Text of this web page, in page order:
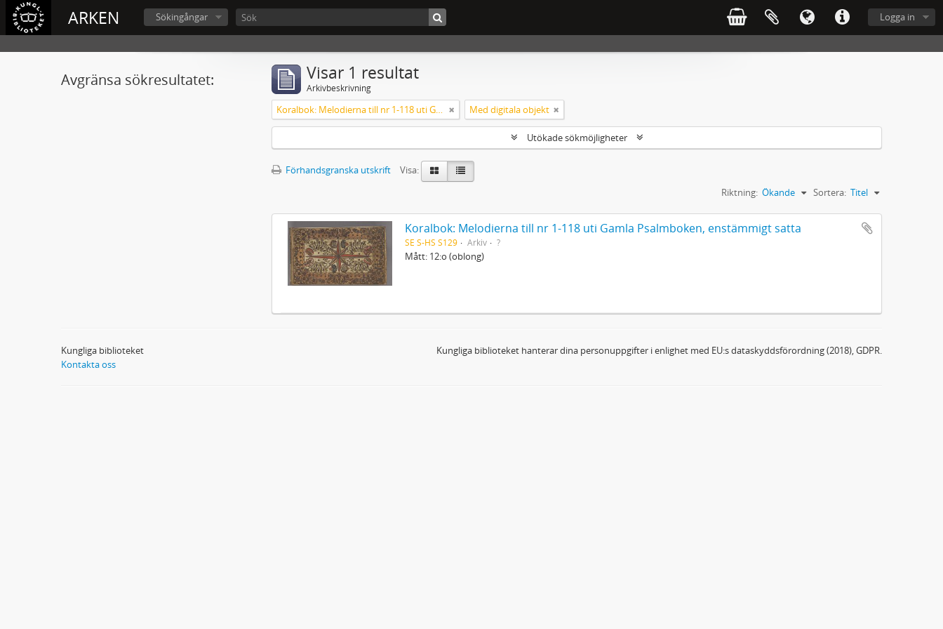
ARKEN Logga in
Sökingångar
Avgränsa sökresultatet: Visar 1 resultat
Arkivbeskrivning
Koralbok: Melodierna till nr 1-118 uti Gamla Psalmboken, enstämmigt satta Med digitala objekt
Utökade sökmöjligheter
Förhandsgranska utskrift
Visa:
Sortera: Titel
Riktning: Ökande
Koralbok: Melodierna till nr 1-118 uti Gamla Psalmboken, enstämmigt satta
SE S-HS S129 Arkiv ?
Mått: 12:o (oblong)
Kungliga biblioteket
Kontakta oss
Kungliga biblioteket hanterar dina personuppgifter i enlighet med EU:s dataskyddsförordning (2018), GDPR.